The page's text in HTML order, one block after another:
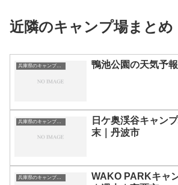
近隣のキャンプ場まとめ
兵庫県のキャンプ場一覧 鴨池公園の天気予
兵庫県のキャンプ場一覧
日ケ奥渓谷キャン
末｜丹波市
兵庫県のキャンプ場一覧
WAKO PARKキャ